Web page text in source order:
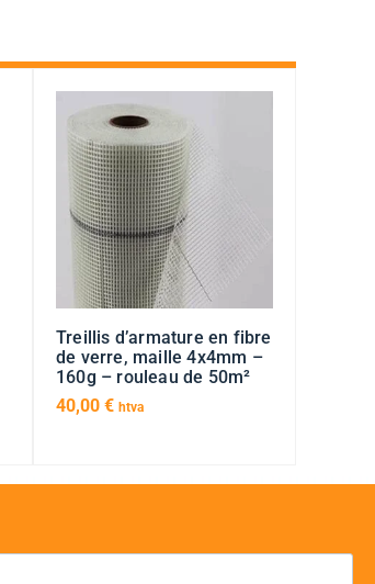
Treillis d’armature en fibre
de verre, maille 4x4mm –
160g – rouleau de 50m²
40,00 € htva